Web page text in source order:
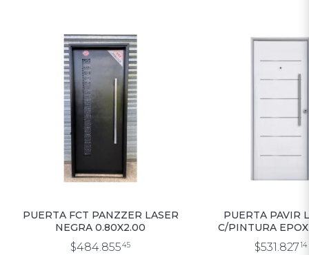
PUERTA FCT PANZZER LASER
NEGRA 0.80X2.00
$484.85545
PUERTA PAVIR
C/PINTURA
IMPERIA
$531.82714